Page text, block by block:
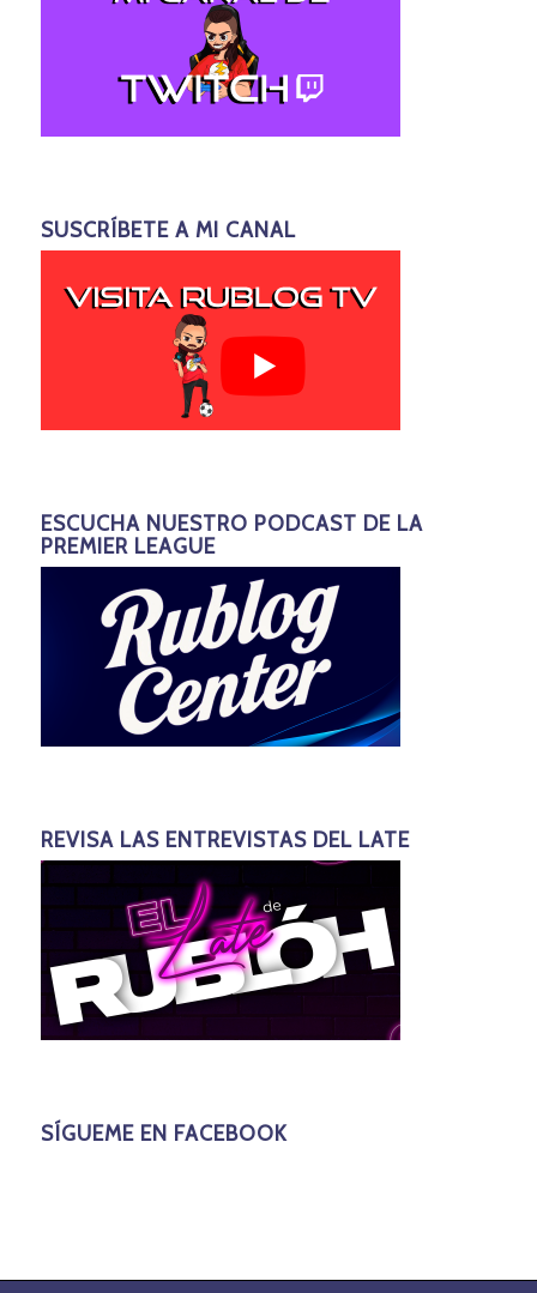
SUSCRÍBETE A MI CANAL
ESCUCHA NUESTRO PODCAST DE LA
PREMIER LEAGUE
REVISA LAS ENTREVISTAS DEL LATE
SÍGUEME EN FACEBOOK